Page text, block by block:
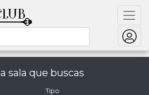
sala que buscas
Tipo